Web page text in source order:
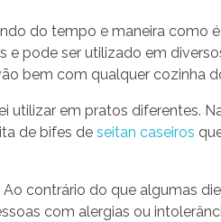
do tempo e maneira como
pode ser utilizado em
bem com qualquer cozinha
utilizar em pratos diferentes.
de bifes de seitan caseiros
contrário do que algumas
com alergias ou